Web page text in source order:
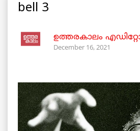
bell 3
ഉത്തരകാലം
December 16, 2021